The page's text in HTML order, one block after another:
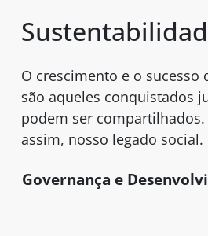
O crescimento e o sucesso
são aqueles conquistados
podem ser
assim, nosso legado social.
Governança e